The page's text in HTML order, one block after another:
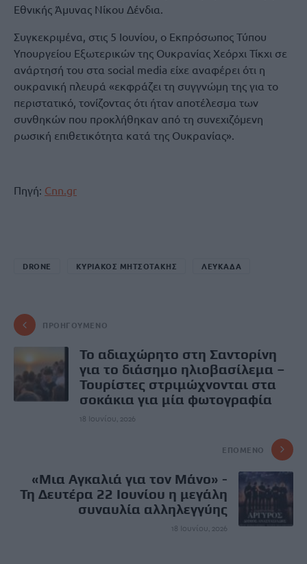
Εθνικής Άμυνας Νίκου Δένδια.
Συγκεκριμένα, στις 5 Ιουνίου, ο Εκπρόσωπος Τύπου
Υπουργείου Εξωτερικών της Ουκρανίας Χεόρχι Τίκχι σε
ανάρτησή του στα social media είχε αναφέρει ότι η
ουκρανική πλευρά «εκφράζει τη συγγνώμη της για το
περιστατικό, τονίζοντας ότι ήταν αποτέλεσμα των
συνθηκών που προκλήθηκαν από τη συνεχιζόμενη
ρωσική επιθετικότητα κατά της Ουκρανίας».
Πηγή: Cnn.gr
DRONE ΚΥΡΙΑΚΟΣ ΜΗΤΣΟΤΑΚΗΣ ΛΕΥΚΑΔΑ
ΠΡΟΗΓΟΎΜΕΝΟ
Το αδιαχώρητο στη Σαντορίνη
για το διάσημο ηλιοβασίλεμα –
Τουρίστες στριμώχνονται στα
σοκάκια για μία φωτογραφία
18 Ιουνίου, 2026
ΕΠΌΜΕΝΟ
«Μια Αγκαλιά για τον Μάνο» -
Τη Δευτέρα 22 Ιουνίου η μεγάλη
συναυλία αλληλεγγύης
18 Ιουνίου, 2026